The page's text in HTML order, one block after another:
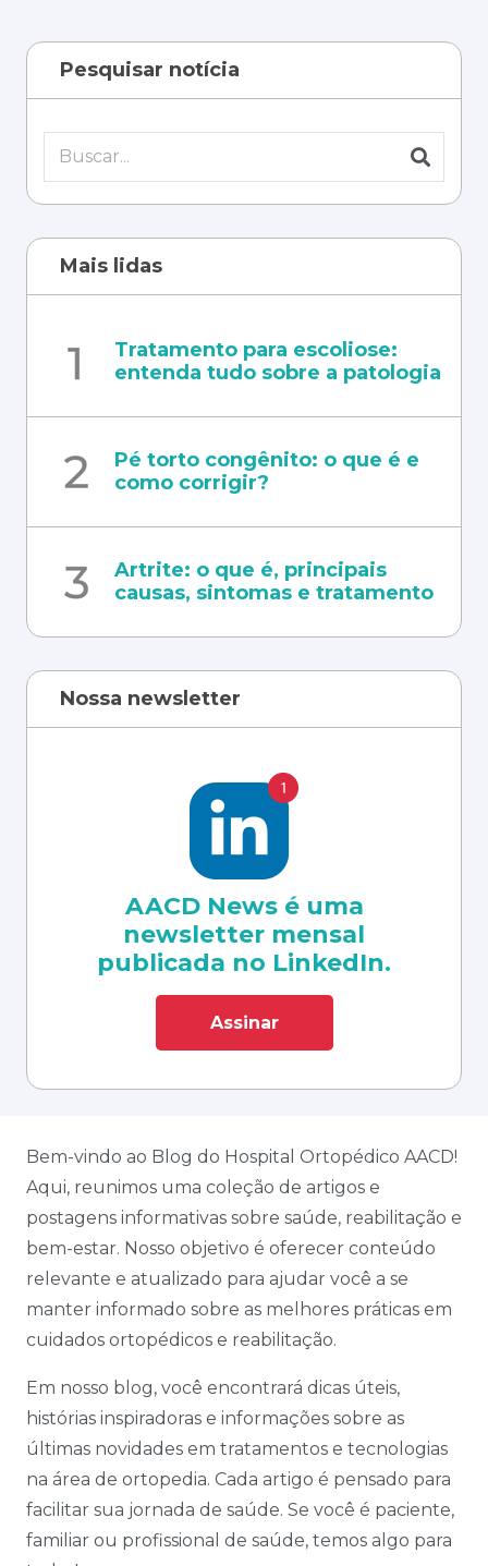
Pesquisar notícia
Mais lidas
Tratamento para escoliose:
entenda tudo sobre a patologia
Pé torto congênito: o que é e
como corrigir?
Artrite: o que é, principais
causas, sintomas e tratamento
Nossa newsletter
AACD News é uma
newsletter mensal
publicada no LinkedIn.
Assinar
Bem-vindo ao Blog do Hospital Ortopédico AACD!
Aqui, reunimos uma coleção de artigos e
postagens informativas sobre saúde, reabilitação e
bem-estar. Nosso objetivo é oferecer conteúdo
relevante e atualizado para ajudar você a se
manter informado sobre as melhores práticas em
cuidados ortopédicos e reabilitação.
Em nosso blog, você encontrará dicas úteis,
histórias inspiradoras e informações sobre as
últimas novidades em tratamentos e tecnologias
na área de ortopedia. Cada artigo é pensado para
facilitar sua jornada de saúde. Se você é paciente,
familiar ou profissional de saúde, temos algo para